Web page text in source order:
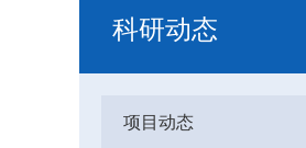
科研动态
项目动态